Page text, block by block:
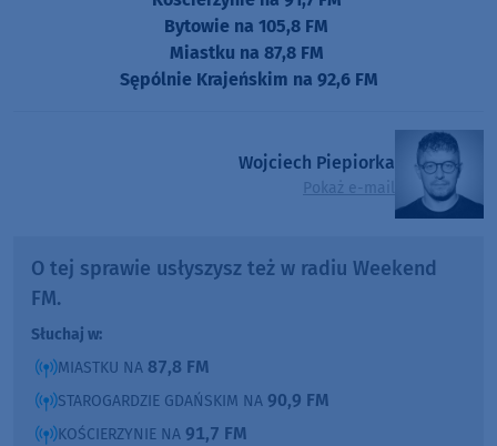
Bytowie na 105,8 FM
Miastku na 87,8 FM
Sępólnie Krajeńskim na 92,6 FM
Wojciech Piepiorka
Pokaż e-mail
O tej sprawie usłyszysz też w radiu Weekend
FM.
Słuchaj w:
MIASTKU NA 87,8 FM
STAROGARDZIE GDAŃSKIM NA 90,9 FM
KOŚCIERZYNIE NA 91,7 FM